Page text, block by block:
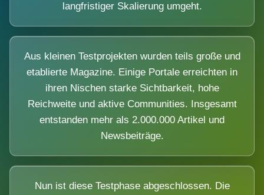
langfristiger Skalierung umgeht.
Aus kleinen Testprojekten wurden teils große und
etablierte Magazine. Einige Portale erreichten in
ihren Nischen starke Sichtbarkeit, hohe
Reichweite und aktive Communities. Insgesamt
entstanden mehr als 2.000.000 Artikel und
Newsbeiträge.
Nun ist diese Testphase abgeschlossen. Die